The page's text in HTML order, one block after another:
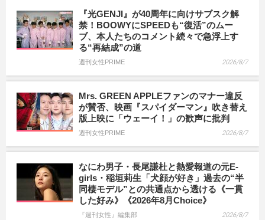
『光GENJI』が40周年に向けサブスク解
禁！BOOWYにSPEEDも“復活”のムー
ブ、本人たちのコメント続々で急浮上す
る“再結成”の道
週刊女性PRIME 2026/8/7
Mrs. GREEN APPLEファンのマナー違反
が賛否、映画『スパイダーマン』吹き替え
版上映に「ウェーイ！」の歓声に批判
週刊女性PRIME 2026/8/7
なにわ男子・長尾謙杜と熱愛報道の元E-
girls・稲垣莉生「犬顔が好き」過去の“半
同棲モデル”との共通点から透ける《一貫
した好み》《2026年8月Choice》
『週刊女性』編集部 2026/8/7